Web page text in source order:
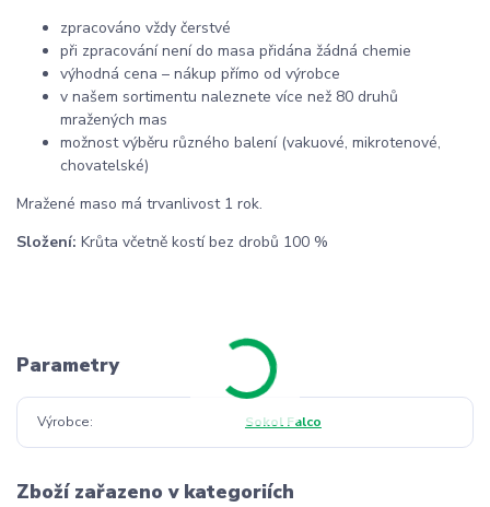
zpracováno vždy čerstvé
při zpracování není do masa přidána žádná chemie
výhodná cena – nákup přímo od výrobce
v našem sortimentu naleznete více než 80 druhů
mražených mas
možnost výběru různého balení (vakuové, mikrotenové,
chovatelské)
Mražené maso má trvanlivost 1 rok.
Složení: Krůta včetně kostí bez drobů 100 %
Parametry
Výrobce Sokol Falco
Zboží zařazeno v kategoriích